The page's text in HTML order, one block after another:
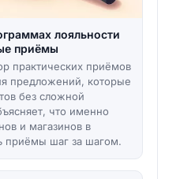
лояльности
приёмы
практических приёмов
предложений, которые
без сложной
что именно
и магазинов в
приёмы шаг за шагом.